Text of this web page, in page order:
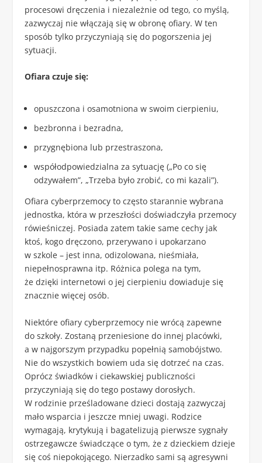
procesowi dręczenia i niezależnie od tego, co myślą,
zazwyczaj nie włączają się w obronę ofiary. W ten
sposób tylko przyczyniają się do pogorszenia jej
sytuacji.
Ofiara czuje się:
opuszczona i osamotniona w swoim cierpieniu,
bezbronna i bezradna,
przygnębiona lub przestraszona,
współodpowiedzialna za sytuację („Po co się
odzywałem”, „Trzeba było zrobić, co mi kazali”).
Ofiara cyberprzemocy to często starannie wybrana
jednostka, która w przeszłości doświadczyła przemocy
rówieśniczej. Posiada zatem takie same cechy jak
ktoś, kogo dręczono, przerywano i upokarzano
w szkole – jest inna, odizolowana, nieśmiała,
niepełnosprawna itp. Różnica polega na tym,
że dzięki internetowi o jej cierpieniu dowiaduje się
znacznie więcej osób.
Niektóre ofiary cyberprzemocy nie wrócą zapewne
do szkoły. Zostaną przeniesione do innej placówki,
a w najgorszym przypadku popełnią samobójstwo.
Nie do wszystkich bowiem uda się dotrzeć na czas.
Oprócz świadków i ciekawskiej publiczności
przyczyniają się do tego postawy dorosłych.
W rodzinie prześladowane dzieci dostają zazwyczaj
mało wsparcia i jeszcze mniej uwagi. Rodzice
wymagają, krytykują i bagatelizują pierwsze sygnały
ostrzegawcze świadczące o tym, że z dzieckiem dzieje
się coś niepokojącego. Nierzadko sami są agresywni